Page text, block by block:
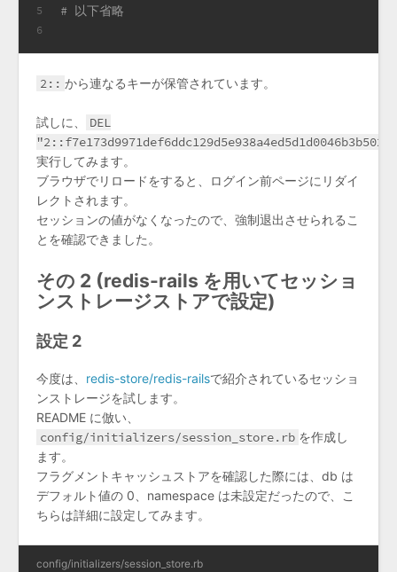
5
6
# 以下省略
2:: から連なるキーが保管されています。
試しに、
DEL
実行してみます。
ブラウザでリロードをすると、ログイン前ページにリダイ
レクトされます。
セッションの値がなくなったので、強制退出させられるこ
とを確認できました。
その 2 (redis-rails を用いてセッショ
ンストレージストアで設定)
設定 2
今度は、 redis-store/redis-railsで紹介されているセッショ
ンストレージを試します。
README に倣い、
config/initializers/session_store.rb を作成し
ます。
フラグメントキャッシュストアを確認した際には、db は
デフォルト値の 0、namespace は未設定だったので、こ
ちらは詳細に設定してみます。
config/initializers/session_store.rb